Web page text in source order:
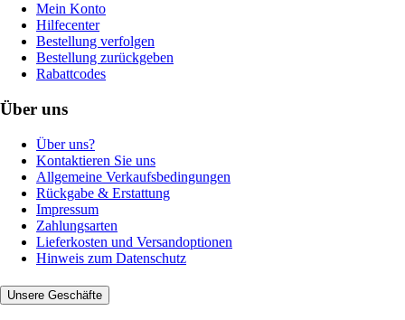
Mein Konto
Hilfecenter
Bestellung verfolgen
Bestellung zurückgeben
Rabattcodes
Über uns
Über uns?
Kontaktieren Sie uns
Allgemeine Verkaufsbedingungen
Rückgabe & Erstattung
Impressum
Zahlungsarten
Lieferkosten und Versandoptionen
Hinweis zum Datenschutz
Unsere Geschäfte